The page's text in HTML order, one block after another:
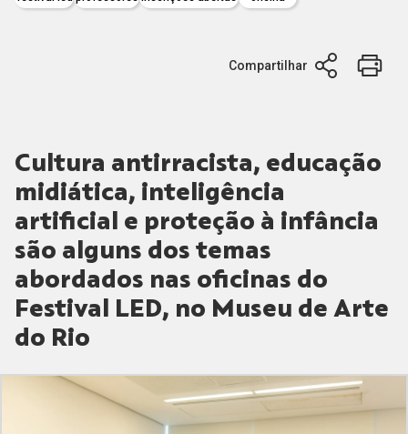
Compartilhar
Cultura antirracista, educação
midiática, inteligência
artificial e proteção à infância
são alguns dos temas
abordados nas oficinas do
Festival LED, no Museu de Arte
do Rio